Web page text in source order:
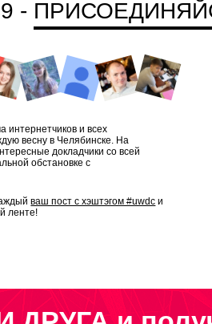
-
интернетчиков и всех
весну в Челябинске. На
докладчики со всей
обстановке с
ваш пост с хэштэгом #uwdc и
ленте!